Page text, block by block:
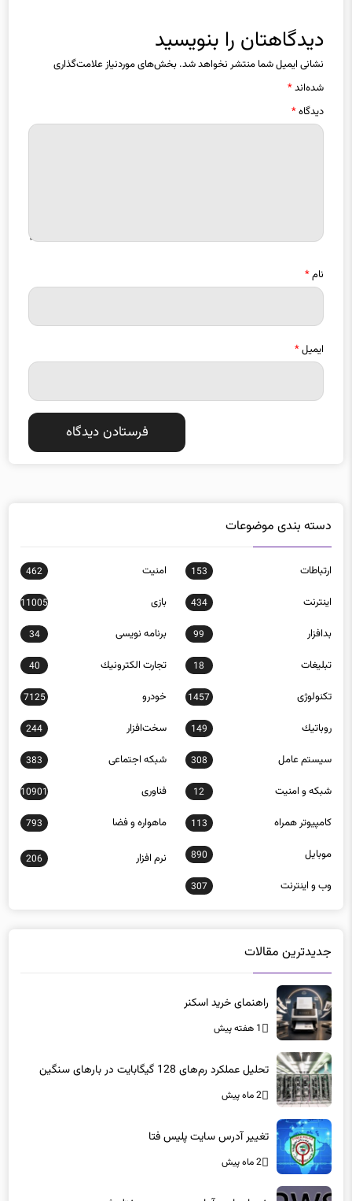
دیدگاهتان را بنویسید
نشانی ایمیل شما منتشر نخواهد شد. بخش‌های موردنیاز علامت‌گذاری
شده‌اند*
دیدگاه*
نام*
ایمیل*
دسته بندی موضوعات
ارتباطات 153 امنيت 462
اينترنت 434 بازی 11005
بدافزار 99 برنامه نويسی 34
تبلیغات 18 تجارت الكترونيك 40
تکنولوژی 1457 خودرو 7125
روباتيك 149 سخت‌افزار 244
سيستم عامل 308 شبكه اجتماعی 383
شبكه و امنيت 12 فناوری 10901
كامپيوتر همراه 113 ماهواره و فضا 793
موبايل 890 نرم افزار 206
وب و اينترنت 307
جدیدترین مقالات
راهنمای خرید اسکنر
1 هفته پیش
تحلیل عملکرد رم‌های 128 گیگابایت در بارهای سنگین
2 ماه پیش
تغییر آدرس سایت پلیس فتا
2 ماه پیش